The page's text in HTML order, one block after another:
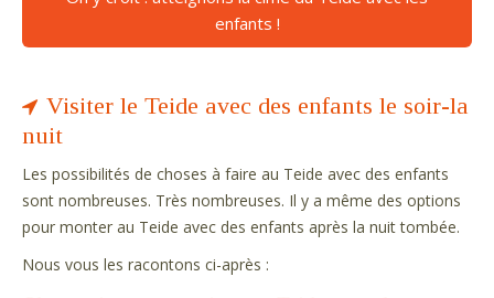
enfants !
Visiter le Teide avec des enfants le soir-la
nuit
Les possibilités de choses à faire au Teide avec des enfants
sont nombreuses. Très nombreuses. Il y a même des options
pour monter au Teide avec des enfants après la nuit tombée.
Nous vous les racontons ci-après :